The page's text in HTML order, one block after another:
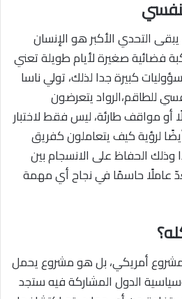
يبقى التحدي الأكبر هو الإنسان
فضائية صغيرة لأيام طويلة تعني
كبيرة جدا لذلك، تولي ناسا
للطاقم،الرواد يتعرضون
أو مواقف طارئة، ليس فقط لاختبار
لرؤية كيف يتعاملون كفريق
الحفاظ على الانسجام بين
عاملًا حاسمًا في نجاح أي مهمة
أمريكي، بل هو مشروع يحمل
الدول المشاركة فيه ستجد